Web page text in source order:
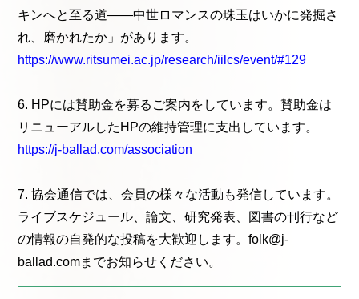
キンへと至る道――中世ロマンスの珠玉はいかに発掘さ
れ、磨かれたか」があります。
https://www.ritsumei.ac.jp/research/iilcs/event/#129
6. HPには賛助金を募るご案内をしています。賛助金は
リニューアルしたHPの維持管理に支出しています。
https://j-ballad.com/association
7. 協会通信では、会員の様々な活動も発信しています。
ライブスケジュール、論文、研究発表、図書の刊行など
の情報の自発的な投稿を大歓迎します。folk@j-
ballad.comまでお知らせください。